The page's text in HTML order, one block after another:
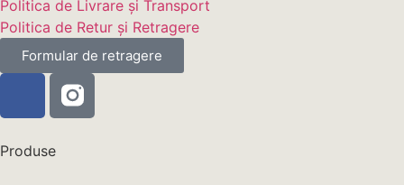
Politica de Livrare și Transport
Politica de Retur și Retragere
Formular de retragere
Produse